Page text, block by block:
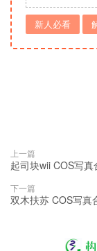
新人必看
上一篇
起司块wii COS写
下一篇
双木扶苏 COS写真